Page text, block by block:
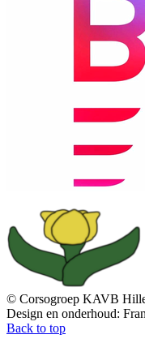
© Corsogroep KAVB
Design en onderhoud:
Back to top